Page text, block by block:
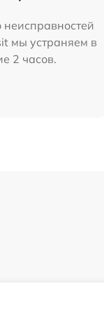
мы устраняем в
2 часов.